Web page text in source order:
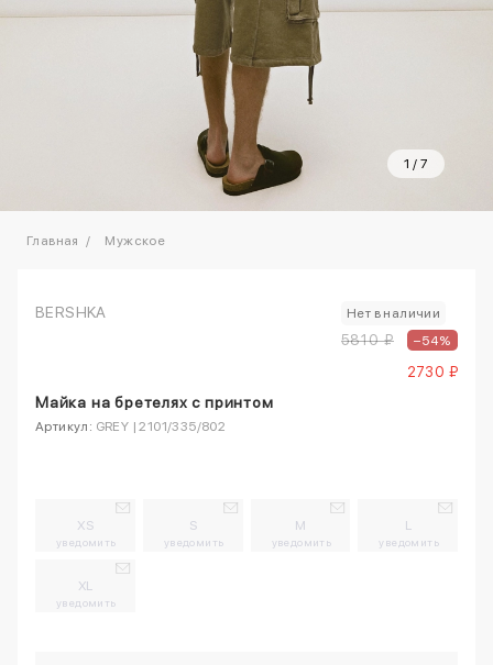
1 / 7
Главная Мужское
BERSHKA Нет в наличии
5810 ₽ –54%
2730 ₽
Майка на бретелях с принтом
Артикул: GREY | 2101/335/802
XS
уведомить
S
уведомить
M
уведомить
L
уведомить
XL
уведомить